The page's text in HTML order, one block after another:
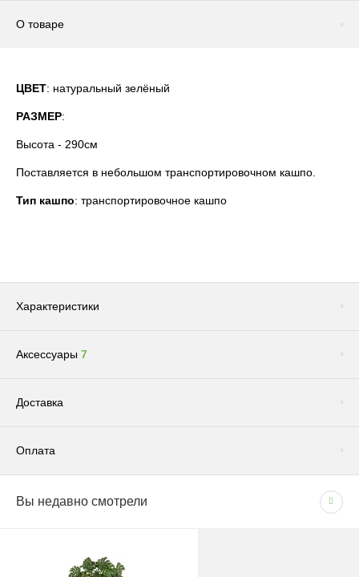
О товаре
ЦВЕТ: натуральный зелёный
РАЗМЕР:
Высота - 290см
Поставляется в небольшом транспортировочном кашпо.
Тип кашпо: транспортировочное кашпо
Характеристики
Аксессуары 7
Доставка
Доставка — 1–2 рабочих дня после оформления
Оплата
СПОСОБЫ ОПЛАТЫ
- Безналичным способом на основании счета
Вы недавно смотрели